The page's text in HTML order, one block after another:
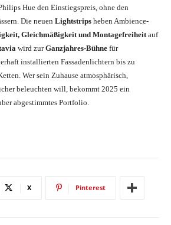
Hue den Einstiegspreis, ohne den
Die neuen Lightstrips heben Ambience-
Gleichmäßigkeit und Montagefreiheitauf
wird zurGanzjahres-Bühne für
installierten Fassadenlichtern bis zu
Wer sein Zuhause atmosphärisch,
beleuchten will, bekommt 2025 ein
abgestimmtes Portfolio.
X Pinterest